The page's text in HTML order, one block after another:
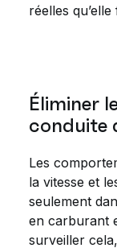
réelles
Éliminer
conduite
Les
la vitesse et
seulement
en carburant
surveiller